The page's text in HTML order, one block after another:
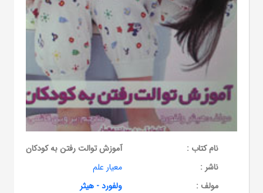
نام کتاب :
آموزش توالت رفتن به کودکان
ناشر :
معیار علم
مولف :
ولفورد - هیثر